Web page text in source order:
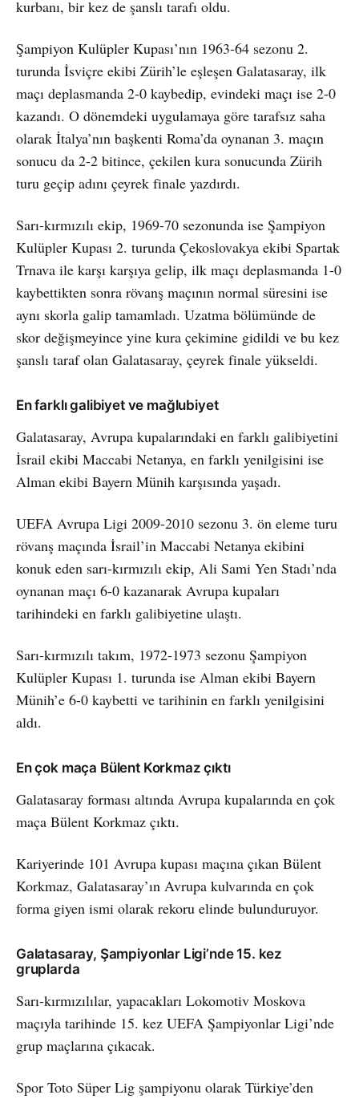
kurbanı, bir kez de şanslı tarafı oldu.
Şampiyon Kulüpler Kupası’nın 1963-64 sezonu 2.
turunda İsviçre ekibi Zürih’le eşleşen Galatasaray, ilk
maçı deplasmanda 2-0 kaybedip, evindeki maçı ise 2-0
kazandı. O dönemdeki uygulamaya göre tarafsız saha
olarak İtalya’nın başkenti Roma’da oynanan 3. maçın
sonucu da 2-2 bitince, çekilen kura sonucunda Zürih
turu geçip adını çeyrek finale yazdırdı.
Sarı-kırmızılı ekip, 1969-70 sezonunda ise Şampiyon
Kulüpler Kupası 2. turunda Çekoslovakya ekibi Spartak
Trnava ile karşı karşıya gelip, ilk maçı deplasmanda 1-0
kaybettikten sonra rövanş maçının normal süresini ise
aynı skorla galip tamamladı. Uzatma bölümünde de
skor değişmeyince yine kura çekimine gidildi ve bu kez
şanslı taraf olan Galatasaray, çeyrek finale yükseldi.
En farklı galibiyet ve mağlubiyet
Galatasaray, Avrupa kupalarındaki en farklı galibiyetini
İsrail ekibi Maccabi Netanya, en farklı yenilgisini ise
Alman ekibi Bayern Münih karşısında yaşadı.
UEFA Avrupa Ligi 2009-2010 sezonu 3. ön eleme turu
rövanş maçında İsrail’in Maccabi Netanya ekibini
konuk eden sarı-kırmızılı ekip, Ali Sami Yen Stadı’nda
oynanan maçı 6-0 kazanarak Avrupa kupaları
tarihindeki en farklı galibiyetine ulaştı.
Sarı-kırmızılı takım, 1972-1973 sezonu Şampiyon
Kulüpler Kupası 1. turunda ise Alman ekibi Bayern
Münih’e 6-0 kaybetti ve tarihinin en farklı yenilgisini
aldı.
En çok maça Bülent Korkmaz çıktı
Galatasaray forması altında Avrupa kupalarında en çok
maça Bülent Korkmaz çıktı.
Kariyerinde 101 Avrupa kupası maçına çıkan Bülent
Korkmaz, Galatasaray’ın Avrupa kulvarında en çok
forma giyen ismi olarak rekoru elinde bulunduruyor.
Galatasaray, Şampiyonlar Ligi’nde 15. kez
gruplarda
Sarı-kırmızılılar, yapacakları Lokomotiv Moskova
maçıyla tarihinde 15. kez UEFA Şampiyonlar Ligi’nde
grup maçlarına çıkacak.
Spor Toto Süper Lig şampiyonu olarak Türkiye’den